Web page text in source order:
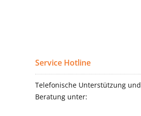
Service Hotline
Telefonische Unterstützung und
Beratung unter: